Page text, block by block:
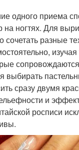
одного приема
ногтях. Для
сочетать разные
изучая
выбирать
сразу двумя
и
росписи